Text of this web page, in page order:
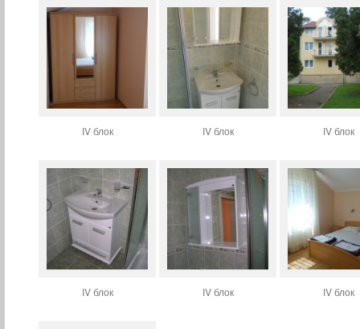
IV блок IV блок IV блок
IV блок IV блок IV блок